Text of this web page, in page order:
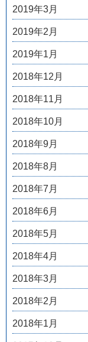
2019年3月
2019年2月
2019年1月
2018年12月
2018年11月
2018年10月
2018年9月
2018年8月
2018年7月
2018年6月
2018年5月
2018年4月
2018年3月
2018年2月
2018年1月